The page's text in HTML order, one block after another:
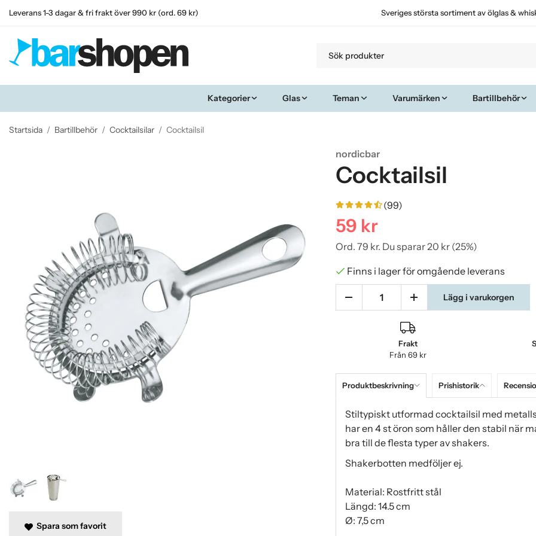
Leverans 1-3 dagar & fri frakt över 990 kr (ord. 69 kr) Sveriges största sortiment av ölglas &
Kategorier Glas Teman Varumärken Bartillbehör
Startsida / Bartillbehör / Cocktailsilar / Cocktailsil
nordicbar
Cocktailsil
(99)
59 kr
Ord. 79 kr. Du sparar20 kr(25%)
Finns i lager för omgående leverans
Lägg i varukorgen
Frakt
Från 69 kr
Produktbeskrivning Prishistorik
Stiltypiskt utformad cocktailsil med
har en 4 st öron som håller den stabil när
bra till de flesta typer av shakers.
Shakerbotten medföljer ej.
Material: Rostfritt stål
Längd: 14.5 cm
Ø: 7,5 cm
Spara som favorit